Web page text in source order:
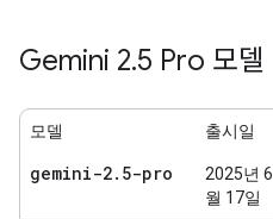
Gemini 2.5 Pro 모델
모델 출시일
gemini-2. 5-pro
2025년 6
월 17일